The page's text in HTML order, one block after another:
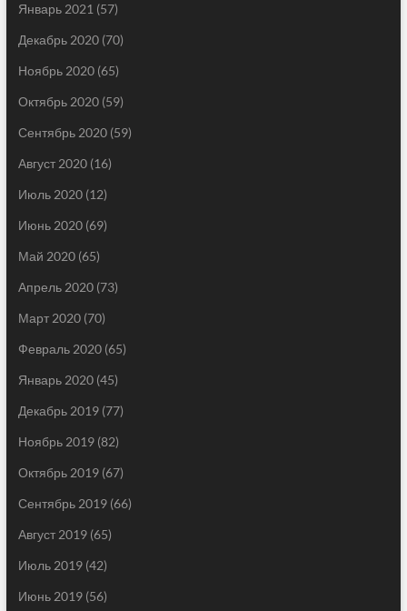
Январь 2021 (57)
Декабрь 2020(70)
Ноябрь 2020(65)
Октябрь 2020(59)
Сентябрь 2020(59)
Август 2020(16)
Июль 2020(12)
Июнь 2020(69)
Май 2020(65)
Апрель 2020(73)
Март 2020(70)
Февраль 2020(65)
Январь 2020(45)
Декабрь 2019(77)
Ноябрь 2019(82)
Октябрь 2019(67)
Сентябрь 2019(66)
Август 2019(65)
Июль 2019(42)
Июнь 2019(56)